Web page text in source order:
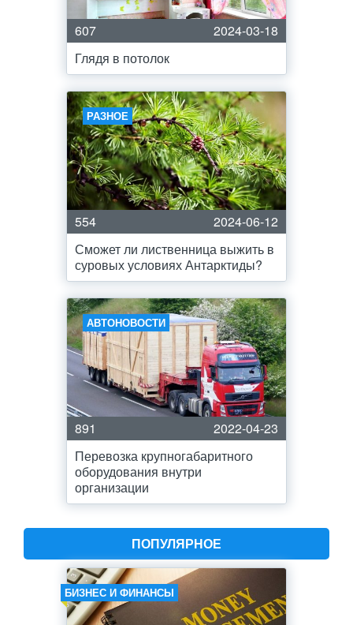
607
2024-03-18
Глядя в потолок
РАЗНОЕ
554
2024-06-12
Сможет ли лиственница выжить в
суровых условиях Антарктиды?
АВТОНОВОСТИ
891
2022-04-23
Перевозка крупногабаритного
оборудования внутри
организации
ПОПУЛЯРНОЕ
БИЗНЕС И ФИНАНСЫ